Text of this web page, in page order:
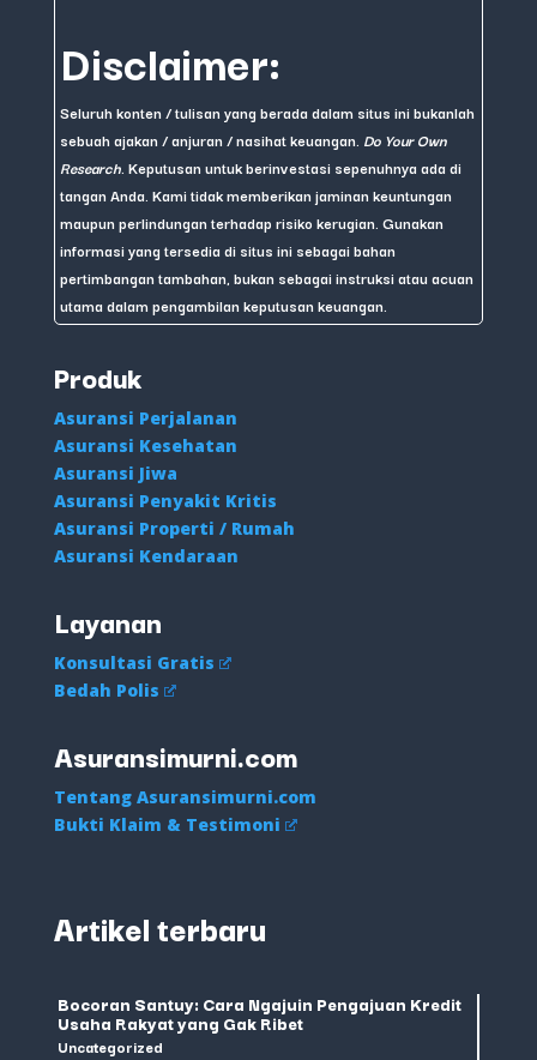
Disclaimer:
Seluruh konten / tulisan yang berada dalam situs ini bukanlah
sebuah ajakan / anjuran / nasihat keuangan. Do Your Own
Research . Keputusan untuk berinvestasi sepenuhnya ada di
tangan Anda. Kami tidak memberikan jaminan keuntungan
maupun perlindungan terhadap risiko kerugian. Gunakan
informasi yang tersedia di situs ini sebagai bahan
pertimbangan tambahan, bukan sebagai instruksi atau acuan
utama dalam pengambilan keputusan keuangan.
Produk
Asuransi Perjalanan
Asuransi Kesehatan
Asuransi Jiwa
Asuransi Penyakit Kritis
Asuransi Properti / Rumah
Asuransi Kendaraan
Layanan
Konsultasi Gratis
Bedah Polis
Asuransimurni.com
Tentang Asuransimurni.com
Bukti Klaim & Testimoni
Artikel terbaru
Bocoran Santuy: Cara Ngajuin Pengajuan Kredit
Usaha Rakyat yang Gak Ribet
Uncategorized